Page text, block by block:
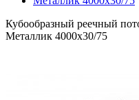
Кубообразный реечный
Металлик 4000х30/75